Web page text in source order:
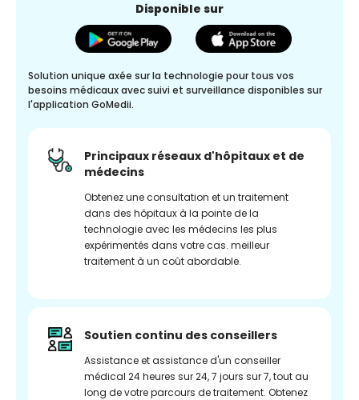
Disponible sur
Solution unique axée sur la technologie pour tous vos
besoins médicaux avec suivi et surveillance disponibles sur
l'application GoMedii.
Principaux réseaux d'hôpitaux et de
médecins
Obtenez une consultation et un traitement
dans des hôpitaux à la pointe de la
technologie avec les médecins les plus
expérimentés dans votre cas. meilleur
traitement à un coût abordable.
Soutien continu des conseillers
Assistance et assistance d'un conseiller
médical 24 heures sur 24, 7 jours sur 7, tout au
long de votre parcours de traitement. Obtenez